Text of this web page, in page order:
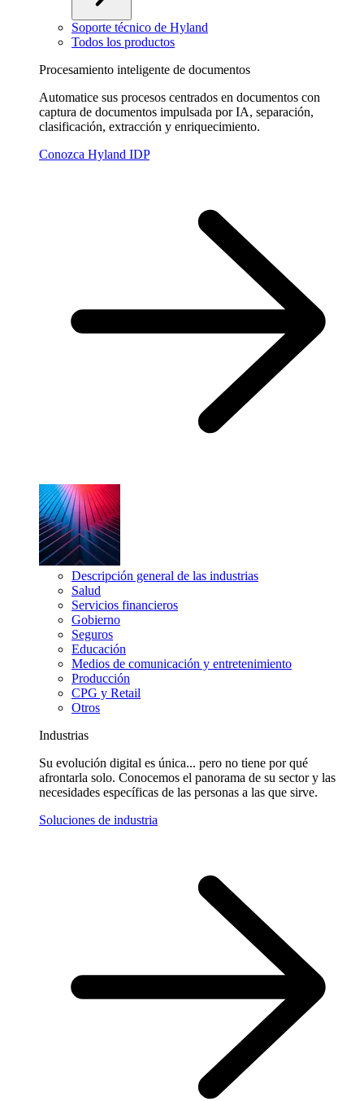
Soporte técnico de Hyland
Todos los productos
Procesamiento inteligente de documentos
Automatice sus procesos centrados en documentos con
captura de documentos impulsada por IA, separación,
clasificación, extracción y enriquecimiento.
Conozca Hyland IDP
Descripción general de las industrias
Salud
Servicios financieros
Gobierno
Seguros
Educación
Medios de comunicación y entretenimiento
Producción
CPG y Retail
Otros
Industrias
Su evolución digital es única... pero no tiene por qué
afrontarla solo. Conocemos el panorama de su sector y las
necesidades específicas de las personas a las que sirve.
Soluciones de industria